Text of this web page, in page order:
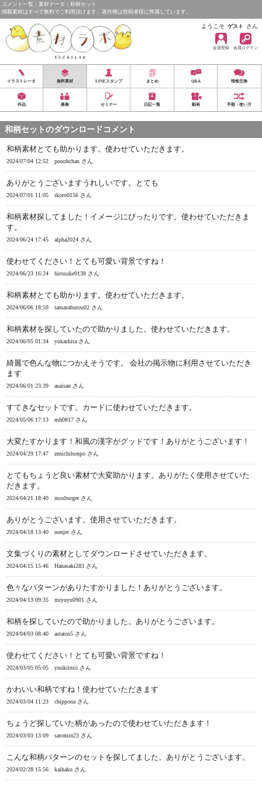
コメント一覧：素材データ：和柄セット
掲載素材はすべて無料でご利用頂けます。著作権は投稿者様に帰属しています。
ようこそ ゲスト さん
会員登録 会員ログイン
イラストレータ 無料素材 LINEスタンプ まとめ Q&A 情報交換
作品 募集 セミナー 日記一覧 動画 手順・使い方
和柄セットのダウンロードコメント
和柄素材とても助かります。使わせていただきます。
2024/07/04 12:52 pooohchan さん
ありがとうございますうれしいです。とても
2024/07/01 11:05 ikoro0156 さん
和柄素材探してました！イメージにぴったりです。使わせていただきま
す。
2024/06/24 17:45 alpha2024 さん
使わせてください！とても可愛い背景ですね！
2024/06/23 16:24 hirosuke9138 さん
和柄素材とても助かります。使わせていただきます。
2024/06/06 18:59 tamasaburou02 さん
和柄素材を探していたので助かりました。使わせていただきます。
2024/06/05 01:34 yukashita さん
綺麗で色んな物につかえそうです。 会社の掲示物に利用させていただき
ます
2024/06/01 23:39 asaisan さん
すてきなセットです。カードに使わせていただきます。
2024/05/06 17:13 mh0817 さん
大変たすかります！和風の漢字がグッドです！ありがとうございます！
2024/04/29 17:47 zenichihonpo さん
とてもちょうど良い素材で大変助かります。ありがたく使用させていた
だきます。
2024/04/21 18:40 mosburger さん
ありがとうございます。使用させていただきます。
2024/04/18 13:40 nonjet さん
文集づくりの素材としてダウンロードさせていただきます。
2024/04/15 15:46 Hanasaki283 さん
色々なパターンがありたすかりました！ありがとうございます。
2024/04/13 09:35 miyuyu0901 さん
和柄を探していたので助かりました。ありがとうございます。
2024/04/03 08:40 astatos5 さん
使わせてください！とても可愛い背景ですね！
2024/03/05 05:05 yuukiimii さん
かわいい和柄ですね！使わせていただきます
2024/03/04 11:23 chippona さん
ちょうど探していた柄があったので使わせていただきます！
2024/03/03 13:09 satomin23 さん
こんな和柄パターンのセットを探してました。ありがとうございます。
2024/02/28 15:56 kaihaku さん